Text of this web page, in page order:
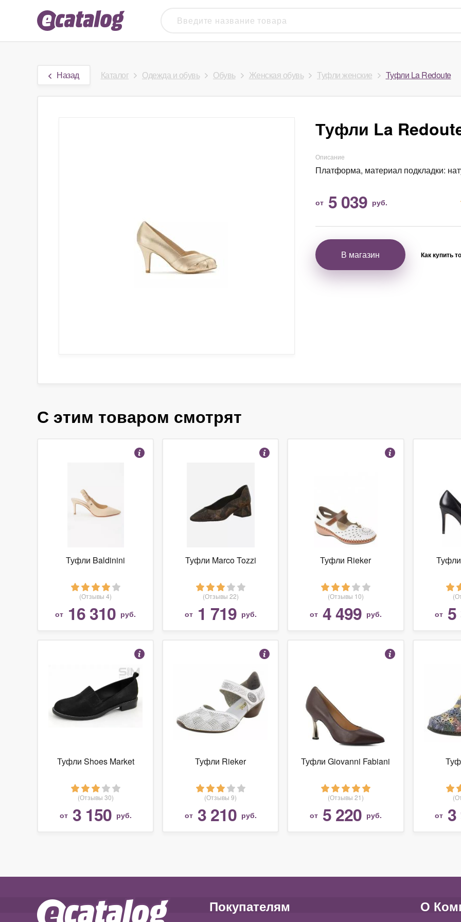
Назад Каталог Одежда и обувь Обувь Женская обувь Туфли женские Туфли La Redoute
Туфли La
Описание
Платформа, материал подкладки:
от 5 039 руб.
В магазин Как купить
С этим товаром смотрят
Туфли Baldinini
(Отзывы 4)
от 16 310 руб.
Туфли Marco Tozzi
(Отзывы 22)
от 1 719 руб.
Туфли Rieker
(Отзывы 10)
от 4 499 руб. от
Туфли Shoes Market
(Отзывы 30)
от 3 150 руб.
Туфли Rieker
(Отзывы 9)
от 3 210 руб.
Туфли Giovanni Fabiani
(Отзывы 21)
от 5 220 руб. от
Покупателям О